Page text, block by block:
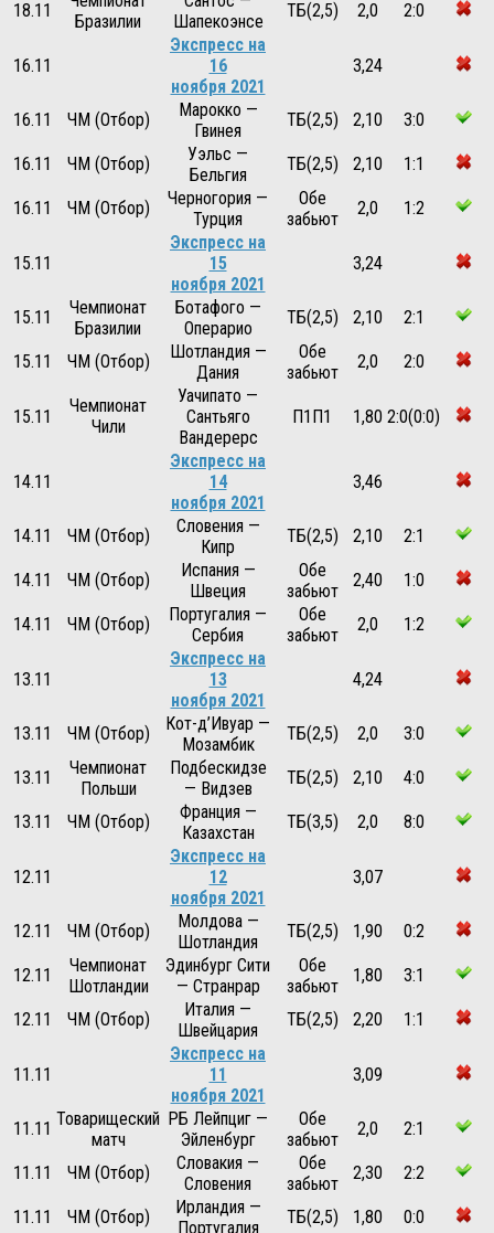
18.11
Бразилии
Шапекоэнсе
ТБ(2,5) 2,0 2:0
16.11
Экспресс на
16
ноября 2021
3,24
16.11 ЧМ (Отбор)
Марокко —
Гвинея
ТБ(2,5) 2,10 3:0
16.11 ЧМ (Отбор)
Уэльс —
Бельгия
ТБ(2,5) 2,10 1:1
16.11 ЧМ (Отбор)
Черногория —
Турция
Обе
забьют
2,0 1:2
15.11
Экспресс на
15
ноября 2021
3,24
15.11
Чемпионат
Бразилии
Ботафого —
Операрио
ТБ(2,5) 2,10 2:1
15.11 ЧМ (Отбор)
Шотландия —
Дания
Обе
забьют
2,0 2:0
15.11
Чемпионат
Чили
Уачипато —
Сантьяго
Вандерерс
П1П1 1,80 2:0(0:0)
14.11
Экспресс на
14
ноября 2021
3,46
14.11 ЧМ (Отбор)
Словения —
Кипр
ТБ(2,5) 2,10 2:1
14.11 ЧМ (Отбор)
Испания —
Швеция
Обе
забьют
2,40 1:0
14.11 ЧМ (Отбор)
Португалия —
Сербия
Обе
забьют
2,0 1:2
13.11
Экспресс на
13
ноября 2021
4,24
13.11 ЧМ (Отбор)
Кот-д’Ивуар —
Мозамбик
ТБ(2,5) 2,0 3:0
13.11
Чемпионат
Польши
Подбескидзе
— Видзев
ТБ(2,5) 2,10 4:0
13.11 ЧМ (Отбор)
Франция —
Казахстан
ТБ(3,5) 2,0 8:0
12.11
Экспресс на
12
ноября 2021
3,07
12.11 ЧМ (Отбор)
Молдова —
Шотландия
ТБ(2,5) 1,90 0:2
12.11
Чемпионат
Шотландии
Эдинбург Сити
— Странрар
Обе
забьют
1,80 3:1
12.11 ЧМ (Отбор)
Италия —
Швейцария
ТБ(2,5) 2,20 1:1
11.11
Экспресс на
11
ноября 2021
3,09
11.11 Товарищеский
матч
РБ Лейпциг —
Эйленбург
Обе
забьют
2,0 2:1
11.11 ЧМ (Отбор)
Словакия —
Словения
Обе
забьют
2,30 2:2
11.11 ЧМ (Отбор)
Ирландия —
Португалия
ТБ(2,5) 1,80 0:0